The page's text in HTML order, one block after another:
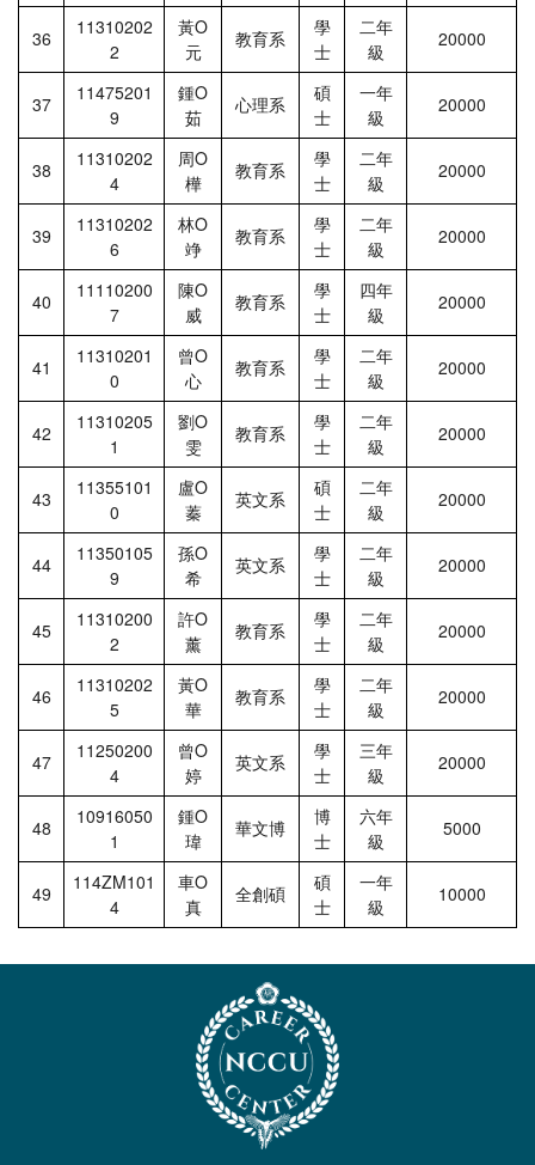
36
11310202
2
黃Ο
元
教育系
學
士
二年
級
20000
37
11475201
9
鍾Ο
茹
心理系
碩
士
一年
級
20000
38
11310202
4
周Ο
樺
教育系
學
士
二年
級
20000
39
11310202
6
林Ο
竫
教育系
學
士
二年
級
20000
40
11110200
7
陳Ο
威
教育系
學
士
四年
級
20000
41
11310201
0
曾Ο
心
教育系
學
士
二年
級
20000
42
11310205
1
劉Ο
雯
教育系
學
士
二年
級
20000
43
11355101
0
盧Ο
蓁
英文系
碩
士
二年
級
20000
44
11350105
9
孫Ο
希
英文系
學
士
二年
級
20000
45
11310200
2
許Ο
薰
教育系
學
士
二年
級
20000
46
11310202
5
黃Ο
華
教育系
學
士
二年
級
20000
47
11250200
4
曾Ο
婷
英文系
學
士
三年
級
20000
48
10916050
1
鍾Ο
瑋
華文博
博
士
六年
級
5000
49
114ZM101
4
車Ο
真
全創碩
碩
士
一年
級
10000